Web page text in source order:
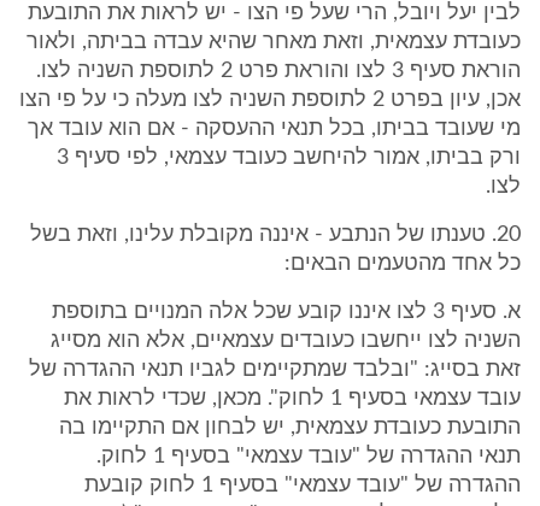
לבין יעל ויובל, הרי שעל פי הצו - יש לראות את התובעת
כעובדת עצמאית, וזאת מאחר שהיא עבדה בביתה, ולאור
הוראת סעיף 3 לצו והוראת פרט 2 לתוספת השניה לצו.
אכן, עיון בפרט 2 לתוספת השניה לצו מעלה כי על פי הצו
מי שעובד בביתו, בכל תנאי ההעסקה - אם הוא עובד אך
ורק בביתו, אמור להיחשב כעובד עצמאי, לפי סעיף 3
לצו.
20. טענתו של הנתבע - איננה מקובלת עלינו, וזאת בשל
כל אחד מהטעמים הבאים:
א. סעיף 3 לצו איננו קובע שכל אלה המנויים בתוספת
השניה לצו ייחשבו כעובדים עצמאיים, אלא הוא מסייג
זאת בסייג: "ובלבד שמתקיימים לגביו תנאי ההגדרה של
עובד עצמאי בסעיף 1 לחוק". מכאן, שכדי לראות את
התובעת כעובדת עצמאית, יש לבחון אם התקיימו בה
תנאי ההגדרה של "עובד עצמאי" בסעיף 1 לחוק.
ההגדרה של "עובד עצמאי" בסעיף 1 לחוק קובעת